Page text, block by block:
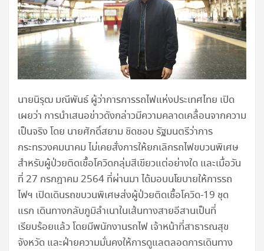
นายนิรุฒ มณีพันธ์ ผู้ว่าการการรถไฟแห่งประเทศไทย เปิด
เผยว่า การนำเสนอข่าวดังกล่าวมีความคลาดเคลื่อนจากความ
เป็นจริง โดย นายศักดิ์สยาม ชิดชอบ รัฐมนตรีว่าการ
กระทรวงคมนาคม ไม่เคยสั่งการให้ยกเลิกรถไฟขบวนพิเศษ
สำหรับผู้ป่วยติดเชื้อโควิดกลุ่มสีเขียวแต่อย่างใด และเมื่อวัน
ที่ 27 กรกฎาคม 2564 ที่ผ่านมา ได้มอบนโยบายให้การรถ
ไฟฯ เปิดเดินรถขบวนพิเศษส่งผู้ป่วยติดเชื้อโควิด-19 ชุด
แรก เดินทางกลับภูมิลำเนาในเส้นทางสายอีสานเป็นที่
เรียบร้อยแล้ว โดยมีพนักงานรถไฟ เจ้าหน้าที่สาธารณสุข
จังหวัด และฝ่ายความมั่นคงให้การดูแลตลอดการเดินทาง